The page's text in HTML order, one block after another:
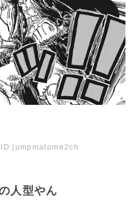
ID:jumpmatome2ch
人型やん